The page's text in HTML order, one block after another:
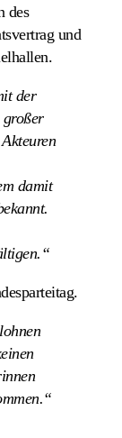
des
und
der
damit